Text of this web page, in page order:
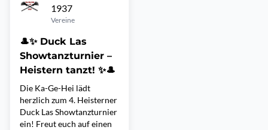
1937
Vereine
🎩✨ Duck Las
Showtanzturnier –
Heistern tanzt! ✨🎩
Die Ka-Ge-Hei lädt
herzlich zum 4. Heisterner
Duck Las Showtanzturnier
ein! Freut euch auf einen